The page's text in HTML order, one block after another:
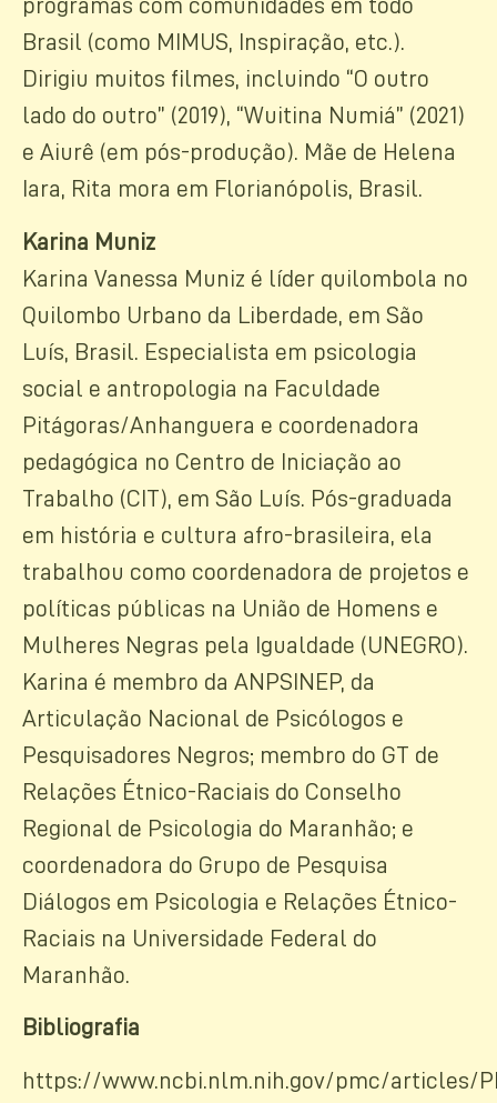
programas com comunidades em todo
Brasil (como MIMUS, Inspiração, etc.).
Dirigiu muitos filmes, incluindo “O outro
lado do outro” (2019), “Wuitina Numiá” (2021)
e Aiurê (em pós-produção). Mãe de Helena
Iara, Rita mora em Florianópolis, Brasil.
Karina Muniz
Karina Vanessa Muniz é líder quilombola no
Quilombo Urbano da Liberdade, em São
Luís, Brasil. Especialista em psicologia
social e antropologia na Faculdade
Pitágoras/Anhanguera e coordenadora
pedagógica no Centro de Iniciação ao
Trabalho (CIT), em São Luís. Pós-graduada
em história e cultura afro-brasileira, ela
trabalhou como coordenadora de projetos e
políticas públicas na União de Homens e
Mulheres Negras pela Igualdade (UNEGRO).
Karina é membro da ANPSINEP, da
Articulação Nacional de Psicólogos e
Pesquisadores Negros; membro do GT de
Relações Étnico-Raciais do Conselho
Regional de Psicologia do Maranhão; e
coordenadora do Grupo de Pesquisa
Diálogos em Psicologia e Relações Étnico-
Raciais na Universidade Federal do
Maranhão.
Bibliografia
https://www.ncbi.nlm.nih.gov/pmc/articles/